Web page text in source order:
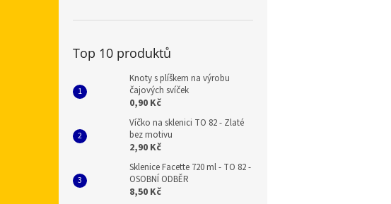
Top 10 produktů
Knoty s plíškem na výrobu
čajových svíček
0,90 Kč
Víčko na sklenici TO 82 - Zlaté
bez motivu
2,90 Kč
Sklenice Facette 720 ml - TO 82 -
OSOBNÍ ODBĚR
8,50 Kč